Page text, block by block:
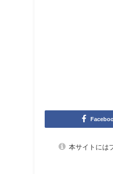
本サイトには